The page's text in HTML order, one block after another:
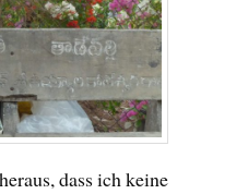
dass ich keine